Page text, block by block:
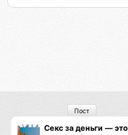
Секс за деньги —
Пост